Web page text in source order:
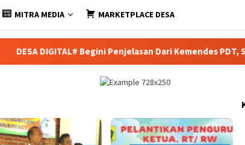
MITRA MEDIA MARKETPLACE DESA
Begini Penjelasan Dari Kemendes PDT, Soal Program